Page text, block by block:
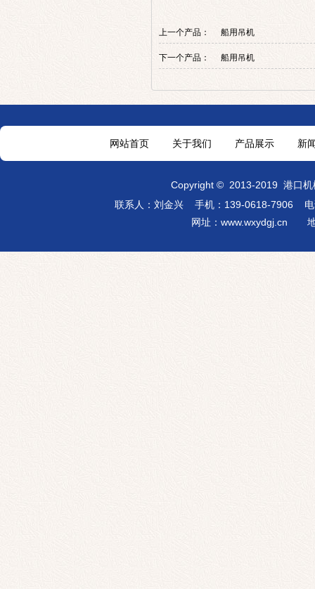
上一个产品： 船用吊机
下一个产品： 船用吊机
网站首页 关于我们 产品展示 新
Copyright© 2013-2019 港口机
联系人：刘金兴 手机：139-0618-7906 电
网址： www.wxydgj.cn 地